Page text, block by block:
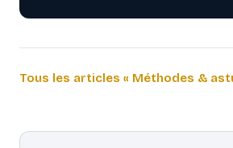
Tous les articles « Méthodes &